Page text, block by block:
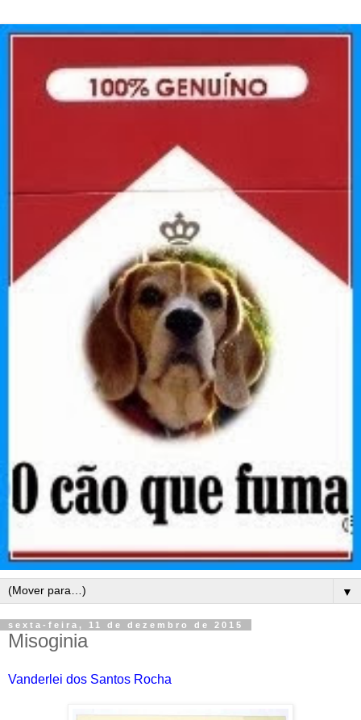
▼
sexta-feira, 11 de dezembro de 2015
Misoginia
Vanderlei dos Santos Rocha